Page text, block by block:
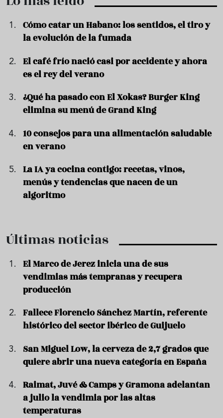
Cómo catar un Habano: los sentidos, el tiro y
la evolución de la fumada
El café frío nació casi por accidente y ahora
es el rey del verano
¿Qué ha pasado con El Xokas? Burger King
elimina su menú de Grand King
10 consejos para una alimentación saludable
en verano
La IA ya cocina contigo: recetas, vinos,
menús y tendencias que nacen de un
algoritmo
Últimas noticias
El Marco de Jerez inicia una de sus
vendimias más tempranas y recupera
producción
Fallece Florencio Sánchez Martín, referente
histórico del sector ibérico de Guijuelo
San Miguel Low, la cerveza de 2,7 grados que
quiere abrir una nueva categoría en España
Raimat, Juvé & Camps y Gramona adelantan
a julio la vendimia por las altas
temperaturas